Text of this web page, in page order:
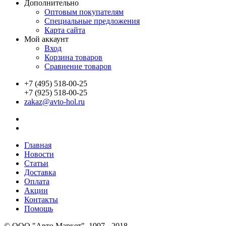
Дополнительно
Оптовым покупателям
Специальные предложения
Карта сайта
Мой аккаунт
Вход
Корзина товаров
Сравнение товаров
+7 (495) 518-00-25
+7 (925) 518-00-25
zakaz@avto-hol.ru
Главная
Новости
Статьи
Доставка
Оплата
Акции
Контакты
Помощь